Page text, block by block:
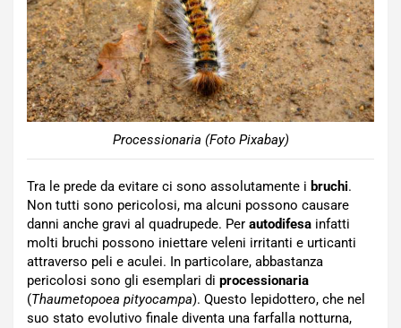
Processionaria (Foto Pixabay)
Tra le prede da evitare ci sono assolutamente i bruchi.
Non tutti sono pericolosi, ma alcuni possono causare
danni anche gravi al quadrupede. Per autodifesa infatti
molti bruchi possono iniettare veleni irritanti e urticanti
attraverso peli e aculei. In particolare, abbastanza
pericolosi sono gli esemplari di processionaria
(Thaumetopoea pityocampa). Questo lepidottero, che nel
suo stato evolutivo finale diventa una farfalla notturna,